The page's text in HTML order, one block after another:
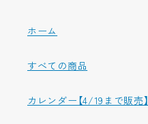
ホーム
すべての商品
カレンダー【4/19まで販売】